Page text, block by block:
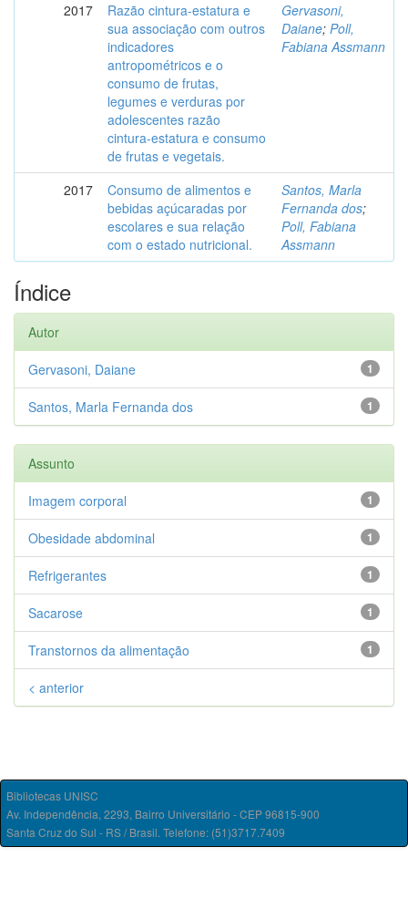
2017
Razão cintura-estatura e
sua associação com outros
indicadores
antropométricos e o
consumo de frutas,
legumes e verduras por
adolescentes razão
cintura-estatura e consumo
de frutas e vegetais.
Gervasoni,
Daiane; Poll,
Fabiana Assmann
2017
Consumo de alimentos e
bebidas açúcaradas por
escolares e sua relação
com o estado nutricional.
Santos, Marla
Fernanda dos;
Poll, Fabiana
Assmann
Índice
Autor
1
Gervasoni, Daiane
1
Santos, Marla Fernanda dos
Assunto
1
Imagem corporal
1
Obesidade abdominal
1
Refrigerantes
1
Sacarose
1
Transtornos da alimentação
< anterior
Bibliotecas UNISC
Av. Independência, 2293, Bairro Universitário - CEP 96815-900
Santa Cruz do Sul - RS / Brasil. Telefone: (51)3717.7409